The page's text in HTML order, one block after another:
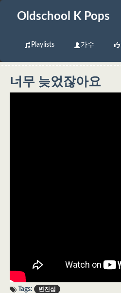
Oldschool K Pops
Playlists 가수
너무 늦었잖아요
Tags: 변진섭